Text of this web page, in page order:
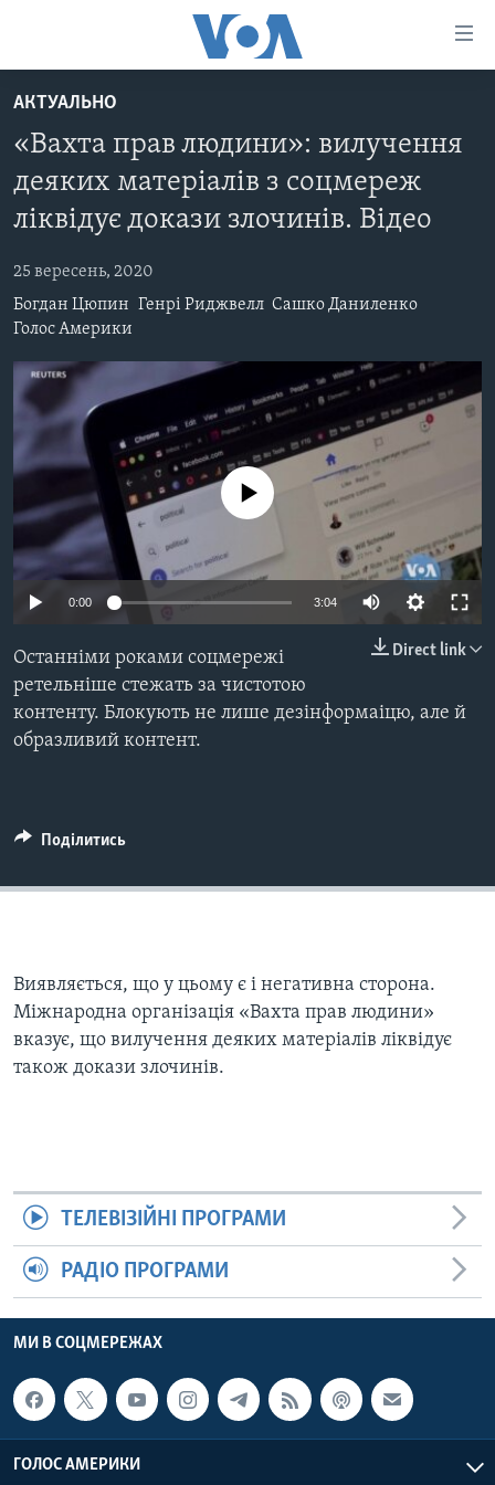
до
матеріалу
Перейти
до
меню
Перейти
до
Пошуку
АКТУАЛЬНО
УКРАЇНА
ВІЙНА - ЦЕ ОСОБИСТЕ
НАУКА
СУСПІЛЬСТВО
ЕКОНОМІКА
ІСТОРІЇ УСПІХУ УКРАЇНЦІВ
АНАЛІТИКА
ПОЛІТИКА В США
АДМІНІСТРАЦІЯ ПРЕЗИДЕНТА ТРАМПА: ПЕРШІ 100
ДНІВ
УКРАЇНЦІ В АМЕРИЦІ
УКРАЇНА
ІНТЕРВ'Ю
БОРОТЬБА З ДЕЗІНФОРМАЦІЄЮ
ВІДЕО
ТЕЛЕПРОГРАМИ
ЧАС-TIME
СТУДІЯ ВАШИНГТОН
ПРАЙМ-ТАЙМ
ENGLISH
МИ В СОЦМЕРЕЖАХ
АКТУАЛЬНО
«Вахта прав людини»: вилучення
деяких матеріалів з соцмереж
ліквідує докази злочинів. Відео
25 вересень, 2020
Богдан Цюпин Генрі Риджвелл Сашко Даниленко
Голос Америки
No media source currently available
0:00 3:04
Direct link
Останніми роками соцмережі
ретельніше стежать за чистотою
контенту. Блокують не лише дезінформаіцю, але й
образливий контент.
Поділитись
Виявляється, що у цьому є і негативна сторона.
Міжнародна організація «Вахта прав людини»
вказує, що вилучення деяких матеріалів ліквідує
також докази злочинів.
ТЕЛЕВІЗІЙНІ ПРОГРАМИ
РАДІО ПРОГРАМИ
МИ В СОЦМЕРЕЖАХ
ГОЛОС АМЕРИКИ